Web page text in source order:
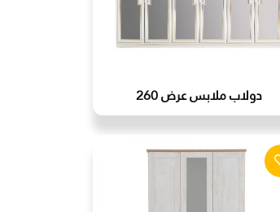
دولاب ملابس عرض 260